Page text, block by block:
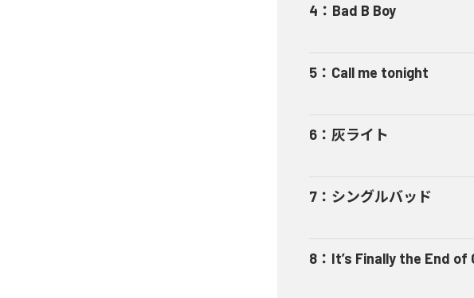
4 ： Bad B Boy
5 ： Call me tonight
6 ： 灰ライト
7 ： シングルバッド
8 ： It’s Finally the End of